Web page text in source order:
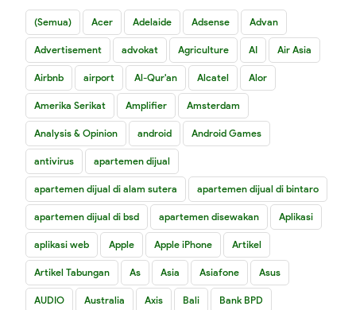
(Semua) Acer Adelaide Adsense Advan
Advertisement advokat Agriculture AI Air Asia
Airbnb airport Al-Qur'an Alcatel Alor
Amerika Serikat Amplifier Amsterdam
Analysis & Opinion android Android Games
antivirus apartemen dijual
apartemen dijual di alam sutera apartemen dijual di bintaro
apartemen dijual di bsd apartemen disewakan Aplikasi
aplikasi web Apple Apple iPhone Artikel
Artikel Tabungan As Asia Asiafone Asus
AUDIO Australia Axis Bali Bank BPD